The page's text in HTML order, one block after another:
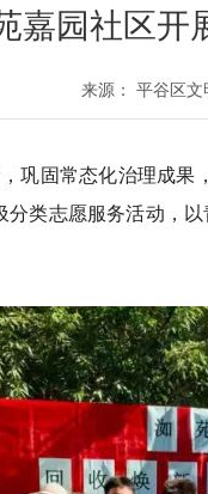
嘉园社区开
来源： 平谷区文
巩固常态化治理成
类志愿服务活动，